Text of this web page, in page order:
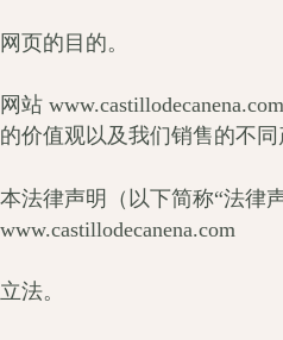
网页的目的。
网站
的价值观以及我们销售的不同
本法律声明（以下简称“法律
www.castillodecanena.com
立法。